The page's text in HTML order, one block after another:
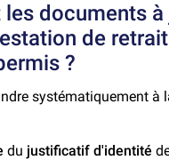
les documents
de
?
systématiquement à
du justificatif d'identité